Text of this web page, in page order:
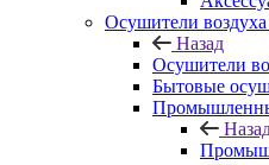
Осушители воздуха
Назад
Осушители
Бытовые